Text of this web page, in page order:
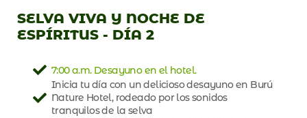
SELVA VIVA Y NOCHE DE
ESPÍRITUS - DÍA 2
7:00 a.m. Desayuno en el hotel.
Inicia tu día con un delicioso desayuno en Burú
Nature Hotel, rodeado por los sonidos
tranquilos de la selva